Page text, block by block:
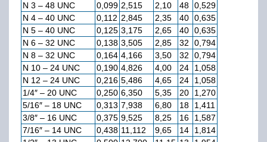
N 3 – 48 UNC
0,099 2,515 2,10 48 0,529
N 4 – 40 UNC
0,112 2,845 2,35 40 0,635
N 5 – 40 UNC
0,125 3,175 2,65 40 0,635
N 6 – 32 UNC
0,138 3,505 2,85 32
0,794
N 8 – 32 UNC
0,164 4,166 3,50 32
0,794
N 10 – 24 UNC
0,190 4,826 4,00 24
1,058
N 12 – 24 UNC
0,216 5,486 4,65 24
1,058
1/4″ – 20 UNC
0,250 6,350 5,35 20
1,270
5/16″ – 18 UNC
0,313 7,938 6,80 18
1,411
3/8″ – 16 UNC
0,375 9,525 8,25 16
1,587
7/16″ – 14 UNC
0,438 11,112 9,65 14
1,814